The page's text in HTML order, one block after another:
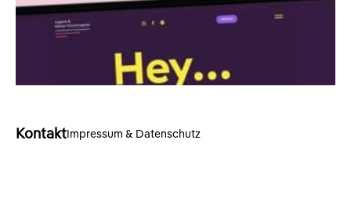
KontaktImpressum & Datenschutz